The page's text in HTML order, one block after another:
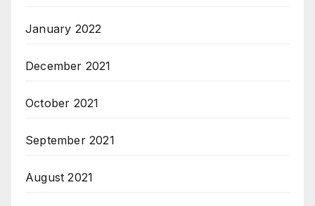
January 2022
December 2021
October 2021
September 2021
August 2021